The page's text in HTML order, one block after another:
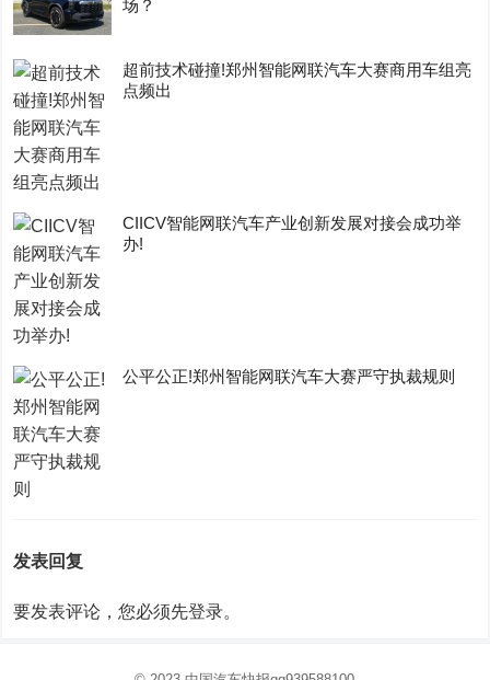
场？
超前技术碰撞!郑州智能网联汽车大赛商用车组亮
点频出
CIICV智能网联汽车产业创新发展对接会成功举
办!
公平公正!郑州智能网联汽车大赛严守执裁规则
发表回复
要发表评论，您必须先登录。